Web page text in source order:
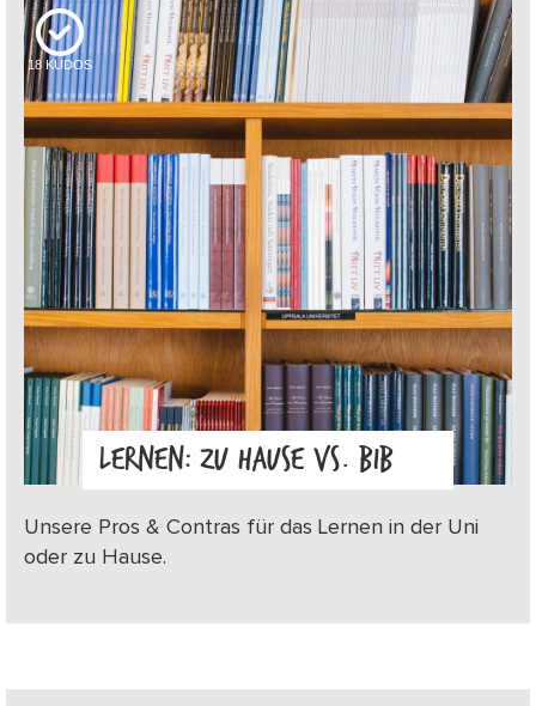
18 KUDOS
LERNEN: ZU HAUSE VS. BIB
Unsere Pros & Contras für das Lernen in der Uni
oder zu Hause.